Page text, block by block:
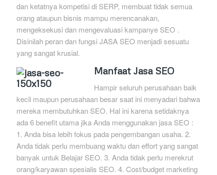
dan ketatnya kompetisi di SERP, membuat tidak semua
orang ataupun bisnis mampu merencanakan,
mengeksekusi dan mengevaluasi kampanye SEO .
Disinilah peran dan fungsi JASA SEO menjadi sesuatu
yang sangat krusial.
Manfaat Jasa SEO
Hampir seluruh perusahaan baik
kecil maupun perusahaan besar saat ini menyadari bahwa
mereka membutuhkan SEO. Hal ini karena setidaknya
ada 6 benefit utama jika Anda menggunakan jasa SEO :
1. Anda bisa lebih fokus pada pengembangan usaha. 2.
Anda tidak perlu membuang waktu dan effort yang sangat
banyak untuk Belajar SEO. 3. Anda tidak perlu merekrut
orang/karyawan spesialis SEO. 4. Cost/budget marketing